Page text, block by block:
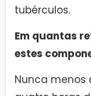
tubérculos.
Em quantas
estes
Nunca menos